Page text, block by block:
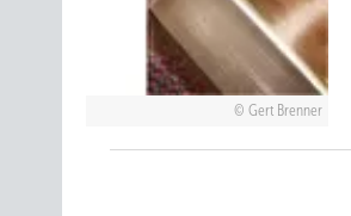
Gert Brenner